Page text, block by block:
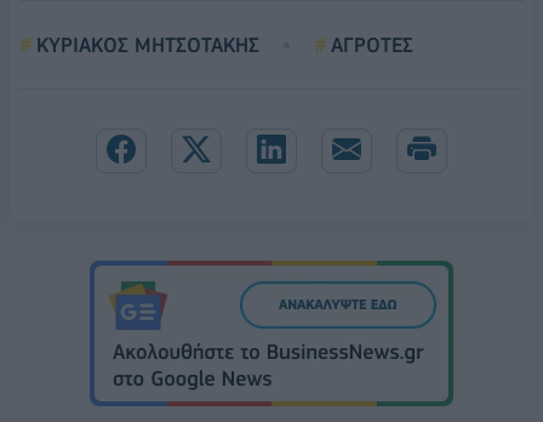
ΚΥΡΙΑΚΟΣ ΜΗΤΣΟΤΑΚΗΣ ΑΓΡΟΤΕΣ